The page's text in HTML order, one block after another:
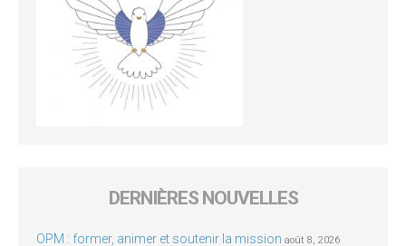
DERNIÈRES NOUVELLES
OPM : former, animer et soutenir la mission août 8, 2026